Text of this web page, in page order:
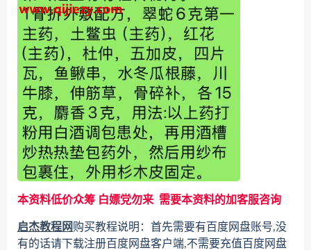
本资料低价众筹 白嫖党勿来 需要本资料的加客服咨询
启杰教程网购买教程说明：首先需要有百度网盘账号,没
有的话请下载注册百度网盘客户端,不需要充值百度网盘